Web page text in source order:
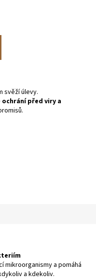
svěží úlevy.
ochrání před viry a
mikroorganismy a pomáhá
a kdekoliv.